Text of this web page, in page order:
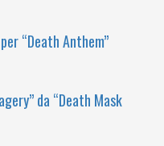
“Death Anthem”
da “Death Mask